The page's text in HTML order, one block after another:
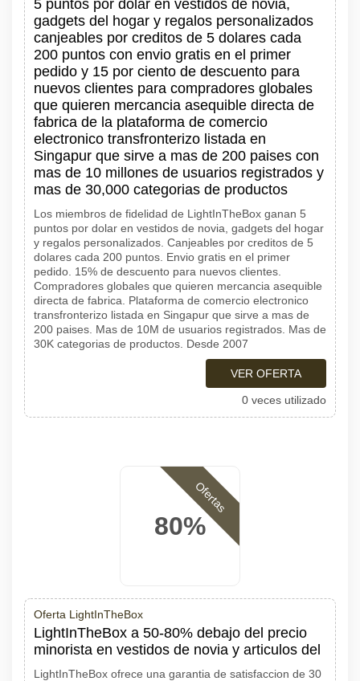
5 puntos por dolar en vestidos de novia,
gadgets del hogar y regalos personalizados
canjeables por creditos de 5 dolares cada
200 puntos con envio gratis en el primer
pedido y 15 por ciento de descuento para
nuevos clientes para compradores globales
que quieren mercancia asequible directa de
fabrica de la plataforma de comercio
electronico transfronterizo listada en
Singapur que sirve a mas de 200 paises con
mas de 10 millones de usuarios registrados y
mas de 30,000 categorias de productos
Los miembros de fidelidad de LightInTheBox ganan 5
puntos por dolar en vestidos de novia, gadgets del hogar
y regalos personalizados. Canjeables por creditos de 5
dolares cada 200 puntos. Envio gratis en el primer
pedido. 15% de descuento para nuevos clientes.
Compradores globales que quieren mercancia asequible
directa de fabrica. Plataforma de comercio electronico
transfronterizo listada en Singapur que sirve a mas de
200 paises. Mas de 10M de usuarios registrados. Mas de
30K categorias de productos. Desde 2007
VER OFERTA
0 veces utilizado
80%
Ofertas
Oferta LightInTheBox
LightInTheBox a 50-80% debajo del precio
minorista en vestidos de novia y articulos del
LightInTheBox ofrece una garantia de satisfaccion de 30